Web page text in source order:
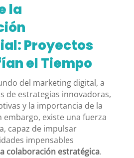
la
Proyectos
el Tiempo
del marketing digital, a
de estrategias innovadoras,
y la importancia de la
embargo, existe una fuerza
capaz de impulsar
impensables
colaboración estratégica.